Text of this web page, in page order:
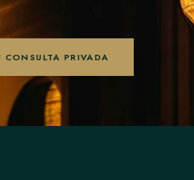
PRIVADA